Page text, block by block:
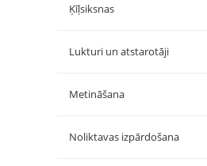
Ķīļsiksnas
Lukturi un atstarotāji
Metināšana
Noliktavas izpārdošana